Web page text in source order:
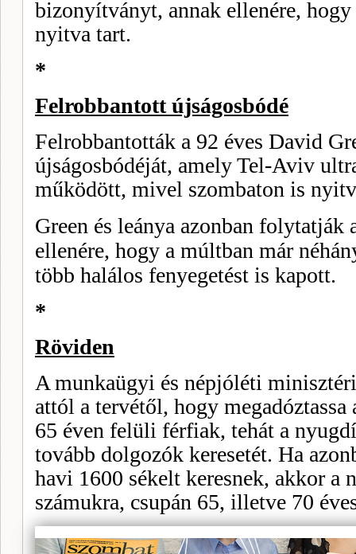
bizonyítványt, annak ellenére,
nyitva tart.
*
Felrobbantott újságosbódé
Felrobbantották a 92 éves David
újságosbódéját, amely Tel-Aviv
műkö­dött, mivel szombaton is
Green és leánya azonban foly­tatják
ellenére, hogy a múltban már
több halálos fe­nyegetést is ka­pott.
*
Röviden
A munkaügyi és népjóléti
attól a tervétől, hogy
65 éven felüli férfiak, tehát a
tovább dolgozók kerese­tét. Ha
ha­vi 1600 sékelt keresnek, akkor
számukra, csupán 65, illet­ve 70